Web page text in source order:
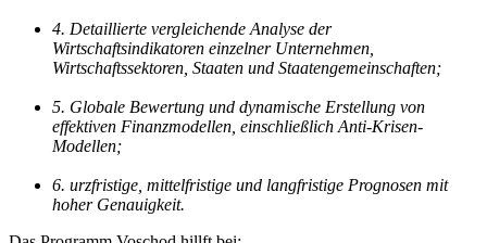
4. Detaillierte vergleichende Analyse der
Wirtschaftsindikatoren einzelner Unternehmen,
Wirtschaftssektoren, Staaten und Staatengemeinschaften;
5. Globale Bewertung und dynamische Erstellung von
effektiven Finanzmodellen, einschließlich Anti-Krisen-
Modellen;
6. urzfristige, mittelfristige und langfristige Prognosen mit
hoher Genauigkeit.